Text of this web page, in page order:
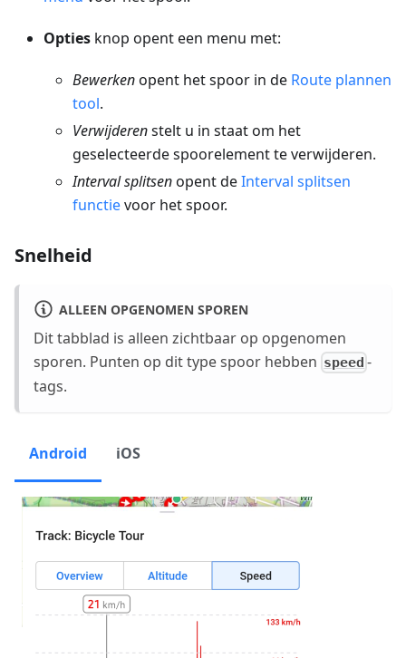
Opties knop opent een menu met:
Bewerkenopent het spoor in de Route plannen
tool.
Verwijderenstelt u in staat om het
geselecteerde spoorelement te verwijderen.
Interval splitsenopent deInterval splitsen
functievoor het spoor.
Snelheid
ALLEEN OPGENOMEN SPOREN
Dit tabblad is alleen zichtbaar op opgenomen
sporen. Punten op dit type spoor hebben speed -
tags.
Android iOS